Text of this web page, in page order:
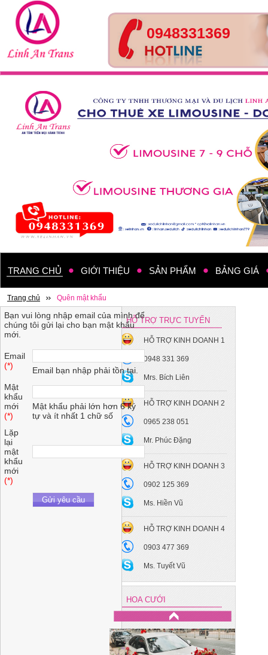
0948331369
TRANG CHỦ GIỚI THIỆU SẢN PHẨM BẢNG GIÁ
Trang chủ Quên mật khẩu
Bạn vui lòng nhập email của mình để
chúng tôi gửi lại cho bạn mật khẩu
mới.
Email
(*)
Email bạn nhập phải tồn tại.
Mật
khẩu
mới
(*)
Mật khẩu phải lớn hơn 6 ký
tự và ít nhất 1 chữ số
Lặp
lại
mật
khẩu
mới
(*)
Gửi yêu cầu
HỖ TRỢ TRỰC TUYẾN
HỖ TRỢ KINH DOANH 1
0948 331 369
Mrs. Bích Liên
HỖ TRỢ KINH DOANH 2
0965 238 051
Mr. Phúc Đặng
HỖ TRỢ KINH DOANH 3
0902 125 369
Ms. Hiền Vũ
HỖ TRỢ KINH DOANH 4
0903 477 369
Ms. Tuyết Vũ
HOA CƯỚI